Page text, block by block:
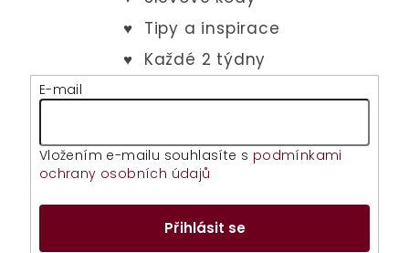
E-mail
Vložením e-mailu souhlasíte s podmínkami
ochrany osobních údajů
Přihlásit se